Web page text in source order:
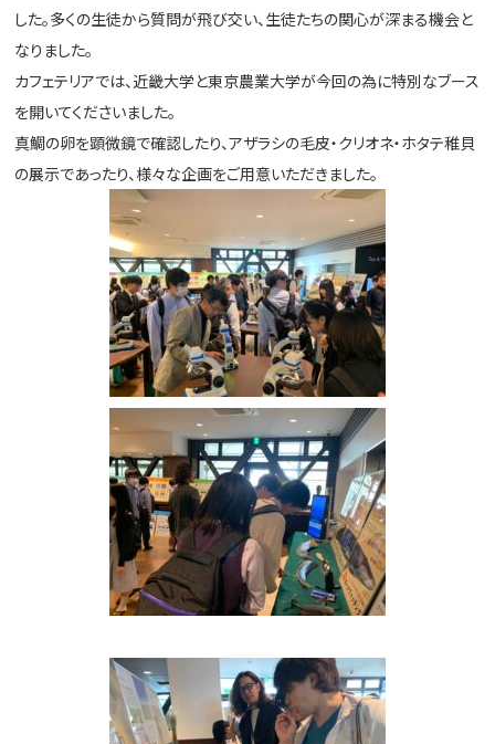
した。多くの生徒から質問が飛び交い、生徒たちの関心が深まる機会と
なりました。
カフェテリアでは、近畿大学と東京農業大学が今回の為に特別なブース
を開いてくださいました。
真鯛の卵を顕微鏡で確認したり、アザラシの毛皮・クリオネ・ホタテ稚貝
の展示であったり、様々な企画をご用意いただきました。